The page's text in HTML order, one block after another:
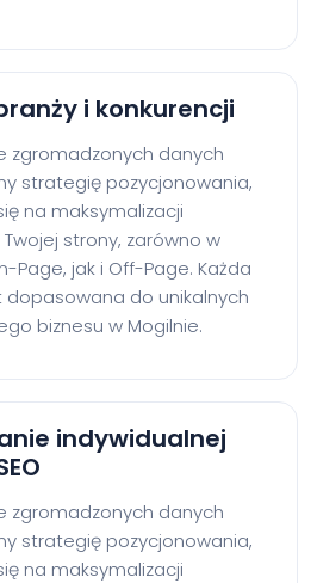
i konkurencji
zgromadzonych danych
strategię pozycjonowania,
na maksymalizacji
strony, zarówno w
Page, jak i Off-Page. Każda
do unikalnych
biznesu w Mogilnie.
indywidualnej
zgromadzonych danych
strategię pozycjonowania,
na maksymalizacji